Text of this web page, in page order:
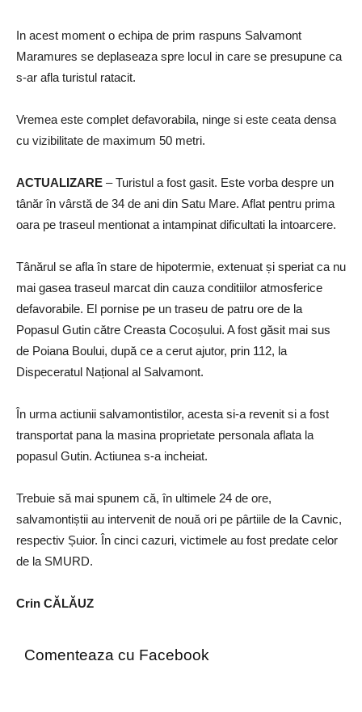
In acest moment o echipa de prim raspuns Salvamont
Maramures se deplaseaza spre locul in care se presupune ca
s-ar afla turistul ratacit.
Vremea este complet defavorabila, ninge si este ceata densa
cu vizibilitate de maximum 50 metri.
ACTUALIZARE – Turistul a fost gasit. Este vorba despre un
tânăr în vârstă de 34 de ani din Satu Mare. Aflat pentru prima
oara pe traseul mentionat a intampinat dificultati la intoarcere.
Tânărul se afla în stare de hipotermie, extenuat și speriat ca nu
mai gasea traseul marcat din cauza conditiilor atmosferice
defavorabile. El pornise pe un traseu de patru ore de la
Popasul Gutin către Creasta Cocoșului. A fost găsit mai sus
de Poiana Boului, după ce a cerut ajutor, prin 112, la
Dispeceratul Național al Salvamont.
În urma actiunii salvamontistilor, acesta si-a revenit si a fost
transportat pana la masina proprietate personala aflata la
popasul Gutin. Actiunea s-a incheiat.
Trebuie să mai spunem că, în ultimele 24 de ore,
salvamontiștii au intervenit de nouă ori pe pârtiile de la Cavnic,
respectiv Șuior. În cinci cazuri, victimele au fost predate celor
de la SMURD.
Crin CĂLĂUZ
Comenteaza cu Facebook